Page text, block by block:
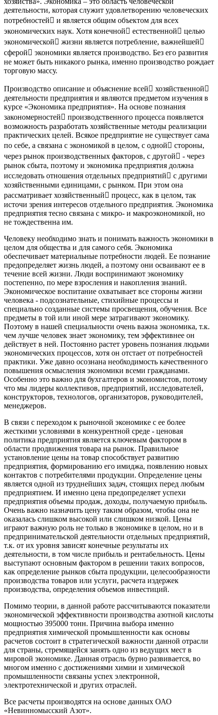
деятельности, которая служит удовлетворению человеческих
потребностей и является общим объектом для всех
экономических наук. Хотя конечной естественной целью
экономической жизни является потребление, важнейшей
сферой экономики является производство. Без его развития
не может быть никакого рынка, именно производство рождает
торговую массу.
Производство описание и объяснение всей хозяйственной
деятельности предприятия и являются предметом изучения в
курсе «Экономика предприятия». На основе познания
закономерностей производственного процесса появляется
возможность разработать хозяйственные методы реализации
практических целей. Всякое предприятие не существует сама
по себе, а связана с экономикой в целом, с одной стороны,
через рынок производственных факторов, с другой - через
рынок сбыта, поэтому и экономика предприятия должна
исследовать отношения отдельных предприятий с другими
хозяйственными единицами, с рынком. При этом она
рассматривает хозяйственный процесс, как в целом, так
источи зрения интересов отдельного предприятия. Экономика
предприятия тесно связана с микро- и макроэкономикой, но
не тождественна им.
Человеку необходимо знать и понимать важность экономики в
целом для общества и для самого себя. Экономика
обеспечивает материальные потребности людей. Ее познание
предопределяет жизнь людей, а поэтому они осваивают ее в
течение всей жизни. Люди воспринимают экономику
постепенно, по мере взросления и накопления знаний.
Экономическое воспитание охватывает все стороны жизни
человека - подсознательные, стихийные процессы и
специально созданные системы просвещения, обучения. Все
предметы в той или иной мере затрагивают экономику.
Поэтому в нашей специальности очень важна экономика, т.к.
чем лучше человек знает экономику, тем эффективнее он
действует в ней. Постоянно растет уровень познания людьми
экономических процессов, хотя он отстает от потребностей
практики. Уже давно осознана необходимость качественного
повышения осмысления экономики всеми гражданами.
Особенно это важно для бухгалтеров и экономистов, потому
что мы лидеры коллективов, предприятий, исследователей,
конструкторов, технологов, организаторов, руководителей,
менеджеров.
В связи с переходом к рыночной экономике с ее более
жесткими условиями в конкурентной среде - ценовая
политика предприятия является ключевым фактором в
области продвижения товара на рынок. Правильное
установление цены на товар способствует развитию
предприятия, формированию его имиджа, появлению новых
контактов с потребителями продукции. Определение цены
является одной из труднейших задач, стоящих перед любым
предприятием. И именно цена предопределяет успехи
предприятия объемы продаж, доходы, получаемую прибыль.
Очень важно назначить цену таким образом, чтобы она не
оказалась слишком высокой или слишком низкой. Цены
играют важную роль не только в экономике в целом, но и в
предпринимательской деятельности отдельных предприятий,
т.к. от их уровня зависят конечные результаты их
деятельности, в том числе прибыль и рентабельность. Цены
выступают основным фактором в решении таких вопросов,
как определение рынков сбыта продукции, целесообразности
производства товаров или услуги, расчета издержек
производства, определения объемов инвестиций.
Помимо теории, в данной работе рассчитываются показатели
экономической эффективности производства азотной кислоты
мощностью 395000 тонн. Причина выбора именно
предприятия химической промышленности как основы
расчетов состоит в стратегической важности данной отрасли
для страны, стремящейся занять одно из ведущих мест в
мировой экономике. Данная отрасль бурно развивается, во
многом именно с достижениями химии и химической
промышленности связаны успех электронной,
электротехнической и других отраслей.
Все расчеты производятся на основе данных ОАО
«Невинномысский Азот».